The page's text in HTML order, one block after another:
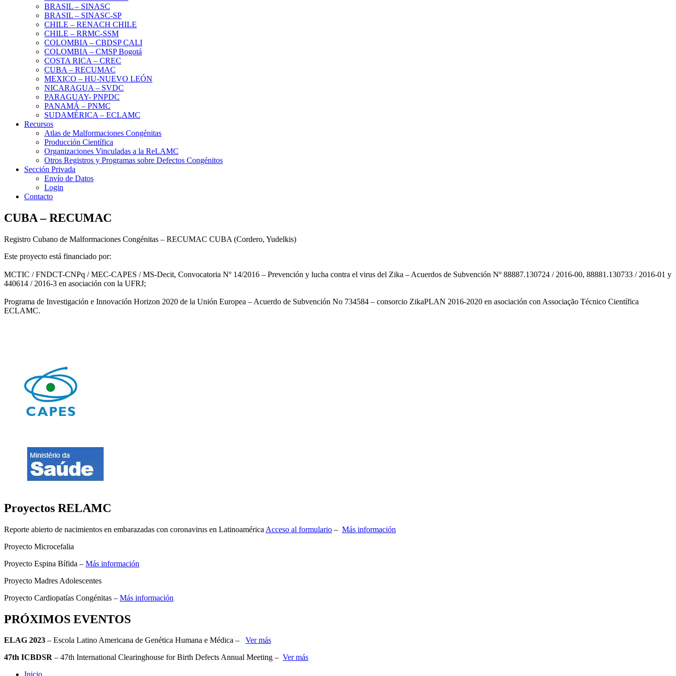
BRASIL – SINASC
BRASIL – SINASC-SP
CHILE – RENACH CHILE
CHILE – RRMC-SSM
COLOMBIA – CBDSP CALI
COLOMBIA – CMSP Bogotá
COSTA RICA – CREC
CUBA – RECUMAC
MEXICO – HU-NUEVO LEÓN
NICARAGUA – SVDC
PARAGUAY- PNPDC
PANAMÁ – PNMC
SUDAMÉRICA – ECLAMC
Recursos
Atlas de Malformaciones Congénitas
Producción Científica
Organizaciones Vinculadas a la ReLAMC
Otros Registros y Programas sobre Defectos Congénitos
Sección Privada
Envío de Datos
Login
Contacto
CUBA – RECUMAC
Registro Cubano de Malformaciones Congénitas – RECUMAC CUBA (Cordero, Yudelkis)
Este proyecto está financiado por:
MCTIC / FNDCT-CNPq / MEC-CAPES / MS-Decit, Convocatoria Nº 14/2016 – Prevención y lucha contra el virus del Zika – Acuerdos de Subvención Nº 88887.130724 / 2016-00, 88881.130733 / 2016-01 y
440614 / 2016-3 en asociación con la UFRJ;
Programa de Investigación e Innovación Horizon 2020 de la Unión Europea – Acuerdo de Subvención No 734584 – consorcio ZikaPLAN 2016-2020 en asociación con Associação Técnico Científica
ECLAMC.
Proyectos RELAMC
Reporte abierto de nacimientos en embarazadas con coronavirus en Latinoamérica Acceso al formulario – Más información
Proyecto Microcefalia
Proyecto Espina Bífida – Más información
Proyecto Madres Adolescentes
Proyecto Cardiopatías Congénitas – Más información
PRÓXIMOS EVENTOS
ELAG 2023 – Escola Latino Americana de Genética Humana e Médica – Ver más
47th ICBDSR – 47th International Clearinghouse for Birth Defects Annual Meeting – Ver más